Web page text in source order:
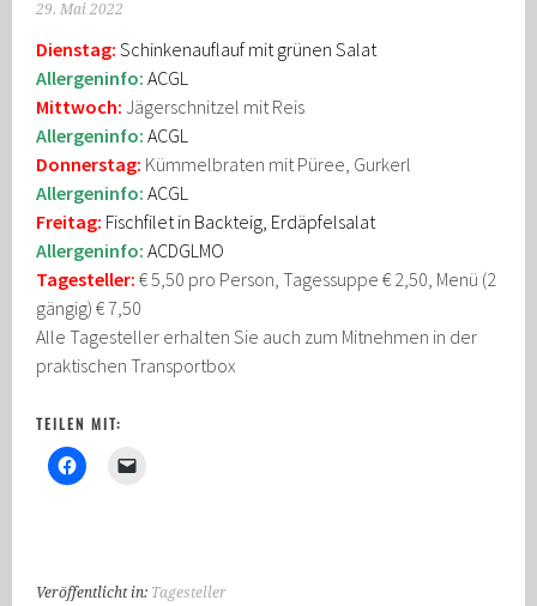
29. Mai 2022
Dienstag:Schinkenauflauf mit grünen Salat
Allergeninfo:ACGL
Mittwoch:Jägerschnitzel mit Reis
Allergeninfo: ACGL
Donnerstag: Kümmelbraten mit Püree, Gurkerl
Allergeninfo:ACGL
Freitag: Fischfilet in Backteig, Erdäpfelsalat
Allergeninfo:ACDGLMO
Tagesteller: € 5,50 pro Person, Tagessuppe € 2,50, Menü (2
gängig) € 7,50
Alle Tagesteller erhalten Sie auch zum Mitnehmen in der
praktischen Transportbox
TEILEN MIT:
Veröffentlicht in: Tagesteller